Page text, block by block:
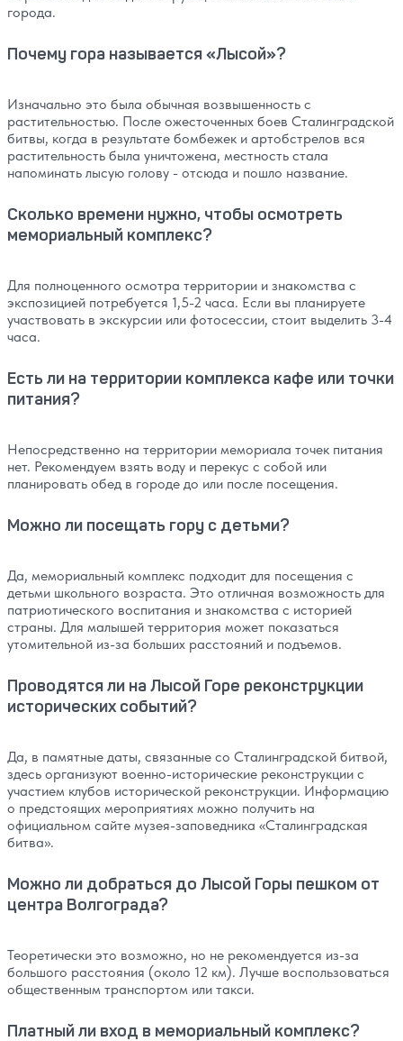
города.
Почему гора называется «Лысой»?
Изначально это была обычная возвышенность с
растительностью. После ожесточенных боев Сталинградской
битвы, когда в результате бомбежек и артобстрелов вся
растительность была уничтожена, местность стала
напоминать лысую голову - отсюда и пошло название.
Сколько времени нужно, чтобы осмотреть
мемориальный комплекс?
Для полноценного осмотра территории и знакомства с
экспозицией потребуется 1,5-2 часа. Если вы планируете
участвовать в экскурсии или фотосессии, стоит выделить 3-4
часа.
Есть ли на территории комплекса кафе или точки
питания?
Непосредственно на территории мемориала точек питания
нет. Рекомендуем взять воду и перекус с собой или
планировать обед в городе до или после посещения.
Можно ли посещать гору с детьми?
Да, мемориальный комплекс подходит для посещения с
детьми школьного возраста. Это отличная возможность для
патриотического воспитания и знакомства с историей
страны. Для малышей территория может показаться
утомительной из-за больших расстояний и подъемов.
Проводятся ли на Лысой Горе реконструкции
исторических событий?
Да, в памятные даты, связанные со Сталинградской битвой,
здесь организуют военно-исторические реконструкции с
участием клубов исторической реконструкции. Информацию
о предстоящих мероприятиях можно получить на
официальном сайте музея-заповедника «Сталинградская
битва».
Можно ли добраться до Лысой Горы пешком от
центра Волгограда?
Теоретически это возможно, но не рекомендуется из-за
большого расстояния (около 12 км). Лучше воспользоваться
общественным транспортом или такси.
Платный ли вход в мемориальный комплекс?